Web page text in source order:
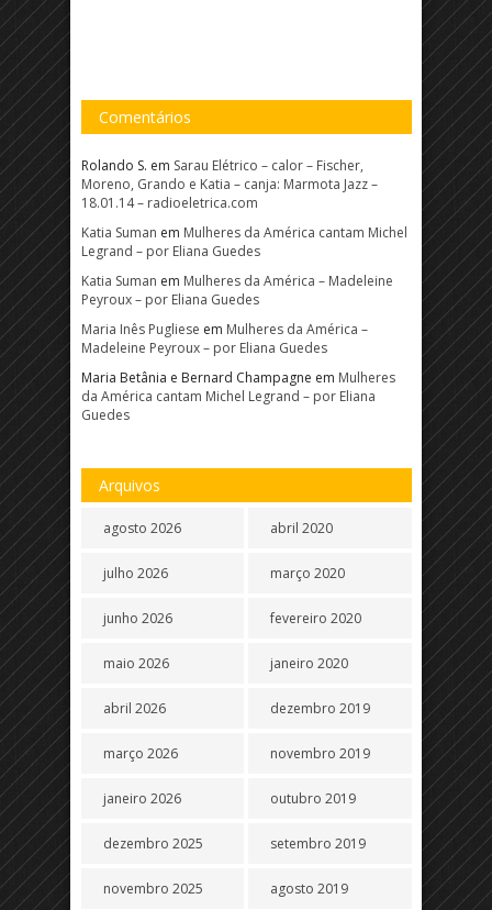
Comentários
Rolando S. em Sarau Elétrico – calor – Fischer,
Moreno, Grando e Katia – canja: Marmota Jazz –
18.01.14 – radioeletrica.com
Katia Suman em Mulheres da América cantam Michel
Legrand – por Eliana Guedes
Katia Suman em Mulheres da América – Madeleine
Peyroux – por Eliana Guedes
Maria Inês Pugliese em Mulheres da América –
Madeleine Peyroux – por Eliana Guedes
Maria Betânia e Bernard Champagne em Mulheres
da América cantam Michel Legrand – por Eliana
Guedes
Arquivos
agosto 2026
julho 2026
junho 2026
maio 2026
abril 2026
março 2026
janeiro 2026
dezembro 2025
novembro 2025
abril 2020
março 2020
fevereiro 2020
janeiro 2020
dezembro 2019
novembro 2019
outubro 2019
setembro 2019
agosto 2019